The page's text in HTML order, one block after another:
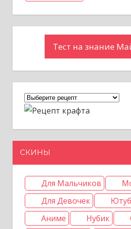
Тест на знание
СКИНЫ
Для Мальчиков
Для Девочек
Аниме
Нубик